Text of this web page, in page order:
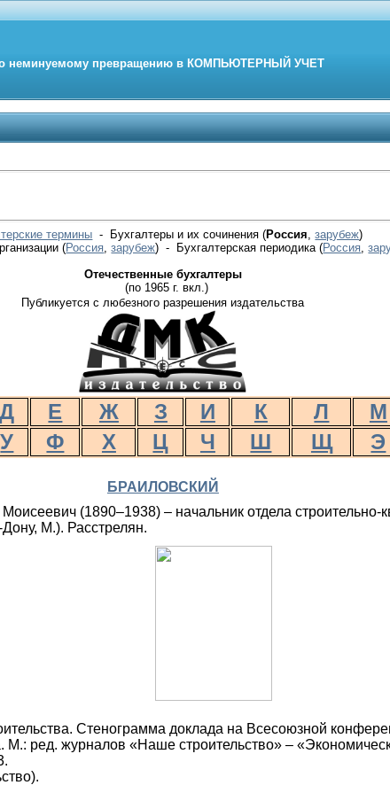
неминуемому превращению в КОМПЬЮТЕРНЫЙ УЧЕТ
термины - Бухгалтеры и их сочинения (Россия ,зарубеж)
(Россия ,зарубеж) - Бухгалтерская периодика(Россия ,
Отечественные бухгалтеры
(по 1965 г. вкл.)
Публикуется с любезного разрешения издательства
Д Е Ж З И К Л М
У Ф Х Ц Ч Ш Щ Э
БРАИЛОВСКИЙ
(1890–1938) – начальник отдела строительно-
М.). Расстрелян.
Стенограмма доклада на Всесоюзной
М.: ред. журналов «Наше строительство» –